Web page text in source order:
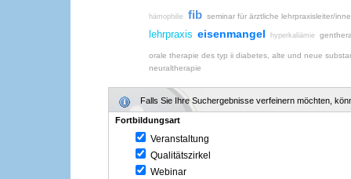
hämophilie fib seminar für ärztliche lehrpraxisleiter/
lehrpraxis eisenmangel hyperkaliämie
orale therapie des typ ii diabetes, alte und neue
neuraltherapie
Falls Sie Ihre Suchergebnisse verfeinern möchten,
Fortbildungsart
Veranstaltung
Qualitätszirkel
Webinar